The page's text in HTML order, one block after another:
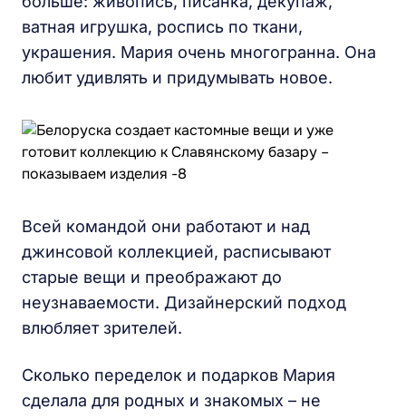
ватная игрушка, роспись по ткани,
украшения. Мария очень многогранна. Она
любит удивлять и придумывать новое.
Всей командой они работают и над
джинсовой коллекцией, расписывают
старые вещи и преображают до
неузнаваемости. Дизайнерский подход
влюбляет зрителей.
Сколько переделок и подарков Мария
сделала для родных и знакомых – не